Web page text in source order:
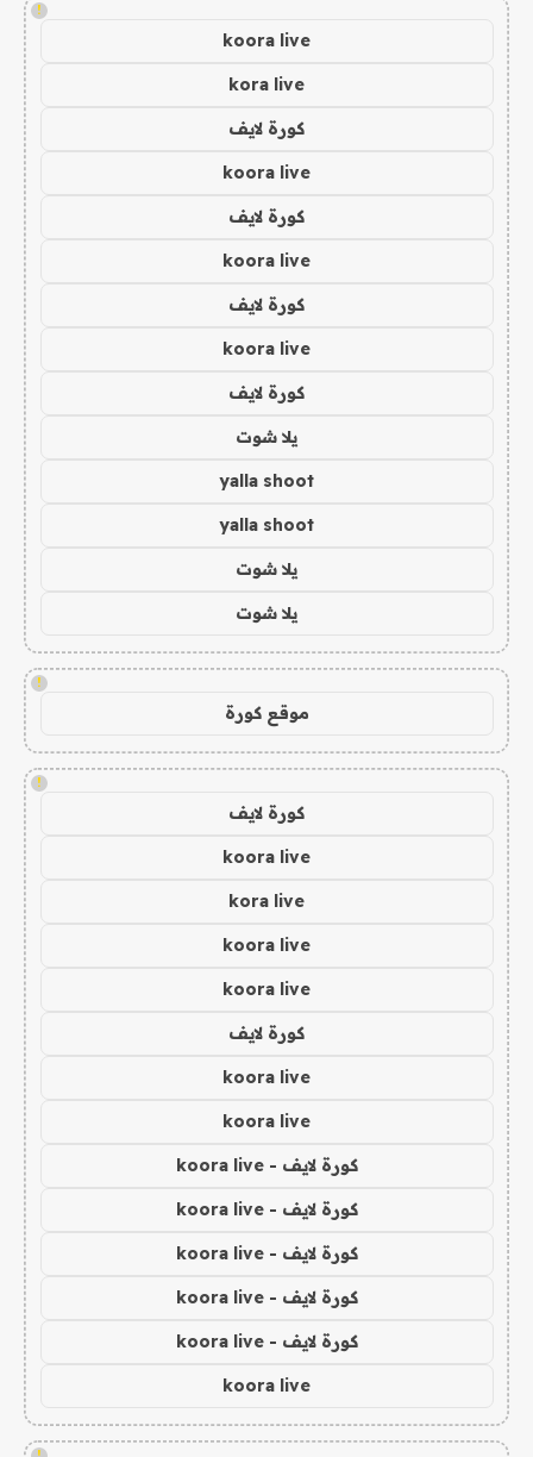
!
koora live
kora live
كورة لايف
koora live
كورة لايف
koora live
كورة لايف
koora live
كورة لايف
يلا شوت
yalla shoot
yalla shoot
يلا شوت
يلا شوت
!
موقع كورة
!
كورة لايف
koora live
kora live
koora live
koora live
كورة لايف
koora live
koora live
كورة لايف - koora live
كورة لايف - koora live
كورة لايف - koora live
كورة لايف - koora live
كورة لايف - koora live
koora live